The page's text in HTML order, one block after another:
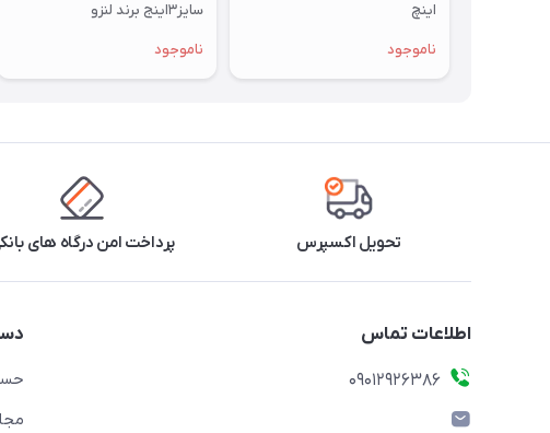
اینچ
ناموجود
سایز۳اینج برند لنزو
ناموجود
تحویل اکسپرس پرداخت امن درگاه های
اطلاعات تماس
09012926386